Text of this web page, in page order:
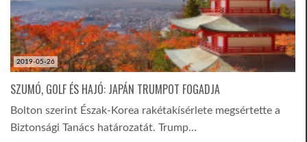
2019-05-26
SZUMÓ, GOLF ÉS HAJÓ: JAPÁN TRUMPOT FOGADJA
Bolton szerint Észak-Korea rakétakísérlete megsértette a
Biztonsági Tanács határozatát. Trump…